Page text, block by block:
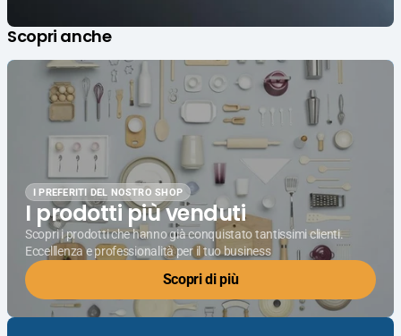
Scopri anche
I PREFERITI DEL NOSTRO SHOP
I prodotti più venduti
Scopri i prodotti che hanno già conquistato tantissimi clienti.
Eccelllenza e professionalità per il tuo business
Scopri di più